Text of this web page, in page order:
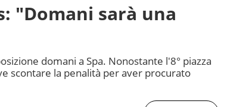
"Domani sarà una
domani a Spa. Nonostante l'8° piazza
scontare la penalità per aver procurato